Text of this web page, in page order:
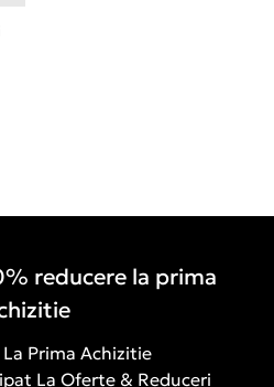
reducere la prima
Prima Achizitie
La Oferte & Reduceri